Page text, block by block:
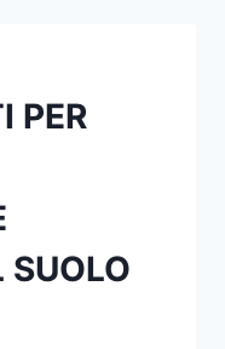
PER
SUOLO